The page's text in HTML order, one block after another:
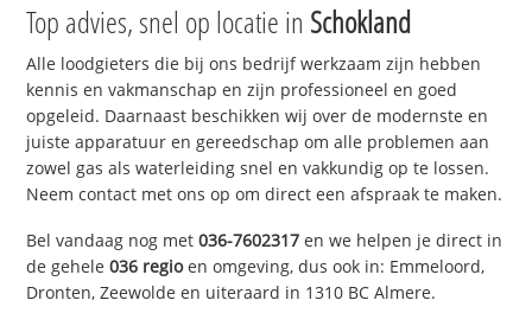
Top advies, snel op locatie in Schokland
Alle loodgieters die bij ons bedrijf werkzaam zijn hebben
kennis en vakmanschap en zijn professioneel en goed
opgeleid. Daarnaast beschikken wij over de modernste en
juiste apparatuur en gereedschap om alle problemen aan
zowel gas als waterleiding snel en vakkundig op te lossen.
Neem contact met ons op om direct een afspraak te maken.
Bel vandaag nog met036-7602317 en we helpen je direct in
de gehele036 regioen omgeving, dus ook in: Emmeloord,
Dronten, Zeewolde en uiteraard in 1310 BC Almere.